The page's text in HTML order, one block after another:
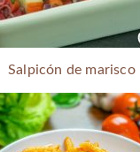
Salpicón de marisco